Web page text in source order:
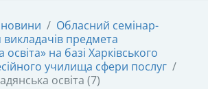
новини / Обласний семінар-
предмета
на базі Харківського
училища сфери послуг /
освіта (7)